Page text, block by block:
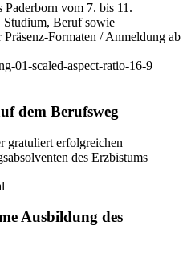
Paderborn vom 7. bis 11.
Studium, Beruf sowie
Formaten / Anmeldung ab
dem Berufsweg
gratuliert erfolgreichen
des Erzbistums
Ausbildung des